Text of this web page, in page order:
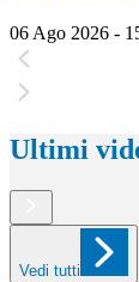
06 Ago 2026 -
Ultimi
Vedi tutti